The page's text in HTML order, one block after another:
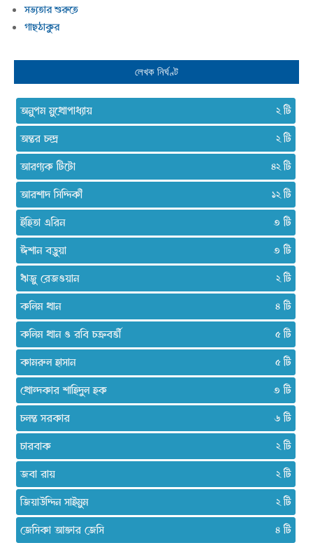
সভ্যতার শুরুতে
গাছঠাকুর
লেখক নির্ঘণ্ট
অনুপম মুখোপাধ্যায়
২
অন্তর চন্দ্র
২
আরণ্যক টিটো
৪২
আরশাদ সিদ্দিকী
১২
ইহিতা এরিন
৩
ঈশান বড়ুয়া
৩
ঋজু রেজওয়ান
২
কলিম খান
৪
কলিম খান ও রবি চক্রবর্ত্তী
৫
কামরুল হাসান
৫
খোন্দকার শাহিদুল হক
৩
চলন্ত সরকার
৬
চারবাক
২
জবা রায়
২
জিয়াউদ্দিন সাইমুম
২
জেসিকা আক্তার জেসি
৪